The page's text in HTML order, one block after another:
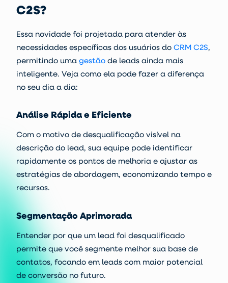
C2S?
Essa novidade foi projetada para atender às
necessidades específicas dos usuários do CRM C2S,
permitindo uma gestão de leads ainda mais
inteligente. Veja como ela pode fazer a diferença
no seu dia a dia:
Análise Rápida e Eficiente
Com o motivo de desqualificação visível na
descrição do lead, sua equipe pode identificar
rapidamente os pontos de melhoria e ajustar as
estratégias de abordagem, economizando tempo e
recursos.
Segmentação Aprimorada
Entender por que um lead foi desqualificado
permite que você segmente melhor sua base de
contatos, focando em leads com maior potencial
de conversão no futuro.